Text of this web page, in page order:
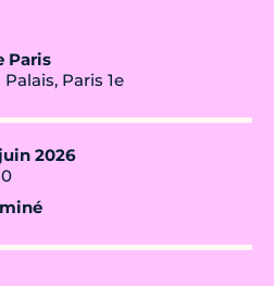
Paris
Paris 1e
2026